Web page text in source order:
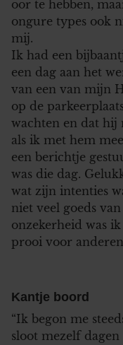
oor te hebben,
ongure types ook
mij.
Ik had een
een dag aan het
van een van mijn
op de
wachten en dat hij
als ik met hem
een berichtje
was die dag.
wat zijn intenties
niet veel goeds
onzekerheid was
prooi voor
Kantje boord
“Ik begon me
sloot mezelf